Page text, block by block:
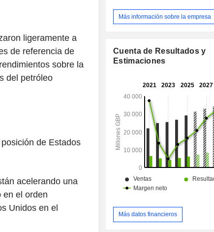
ligeramente a
de referencia de
sobre la
del petróleo
de Estados
acelerando una
en el orden
Unidos en el
2025, el grupo gestionaba 565 200
libras esterlinas en depósitos
geográficamente de la siguiente
Unido (54,2 %), Europa (7,8 %),
Más información sobre la empresa
Cuenta de Resultados y
Estimaciones
Más datos financieros